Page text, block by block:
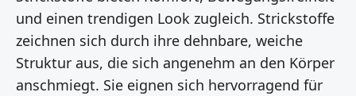
und einen trendigen Look zugleich. Strickstoffe
zeichnen sich durch ihre dehnbare, weiche
Struktur aus, die sich angenehm an den Körper
anschmiegt. Sie eignen sich hervorragend für